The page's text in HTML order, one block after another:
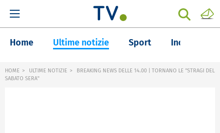
Home Ultime notizie Sport Inchieste
HOME ULTIME NOTIZIE
BREAKING NEWS DELLE 14.00 | TORNANO LE "STRAGI DEL
SABATO SERA"